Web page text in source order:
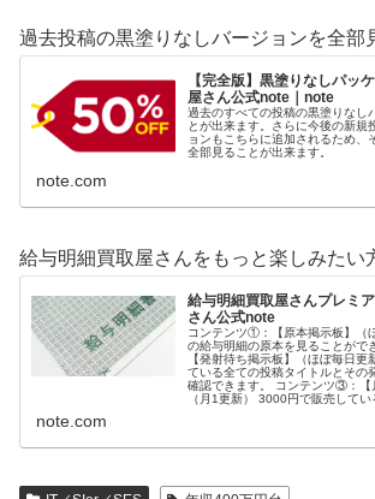
過去投稿の黒塗りなしバージョンを全部
【完全版】黒塗りなしパッ
屋さん公式note｜note
過去のすべての投稿の黒塗りなし
とが出来ます。さらに今後の新規
ョンもこちらに追加されるため、
全部見ることが出来ます。
note.com
給与明細買取屋さんをもっと楽しみたい
給与明細買取屋さんプレミ
さん公式note
コンテンツ①：【原本掲示板】（
の給与明細の原本を見ることがで
【発射待ち掲示板】（ほぼ毎日更
ている全ての投稿タイトルとその
確認できます。 コンテンツ③：【
（月1更新） 3000円で販売してい
note.com